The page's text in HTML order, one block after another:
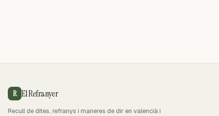
R El Refranyer
Recull de dites, refranys i maneres de dir en valencià i